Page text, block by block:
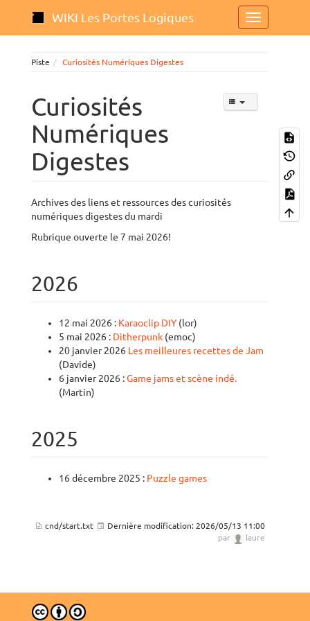
WIKI Les Portes Logiques
Piste Curiosités Numériques Digestes
Curiosités
Numériques
Digestes
Archives des liens et ressources des curiosités
numériques digestes du mardi
Rubrique ouverte le 7 mai 2026!
2026
12 mai 2026 : Karaoclip DIY (lor)
5 mai 2026 : Ditherpunk (emoc)
20 janvier 2026 Les meilleures recettes de Jam
(Davide)
6 janvier 2026 :Game jams et scène indé.
(Martin)
2025
16 décembre 2025 : Puzzle games
cnd/start.txt Dernière modification: 2026/05/13 11:00
par
laure